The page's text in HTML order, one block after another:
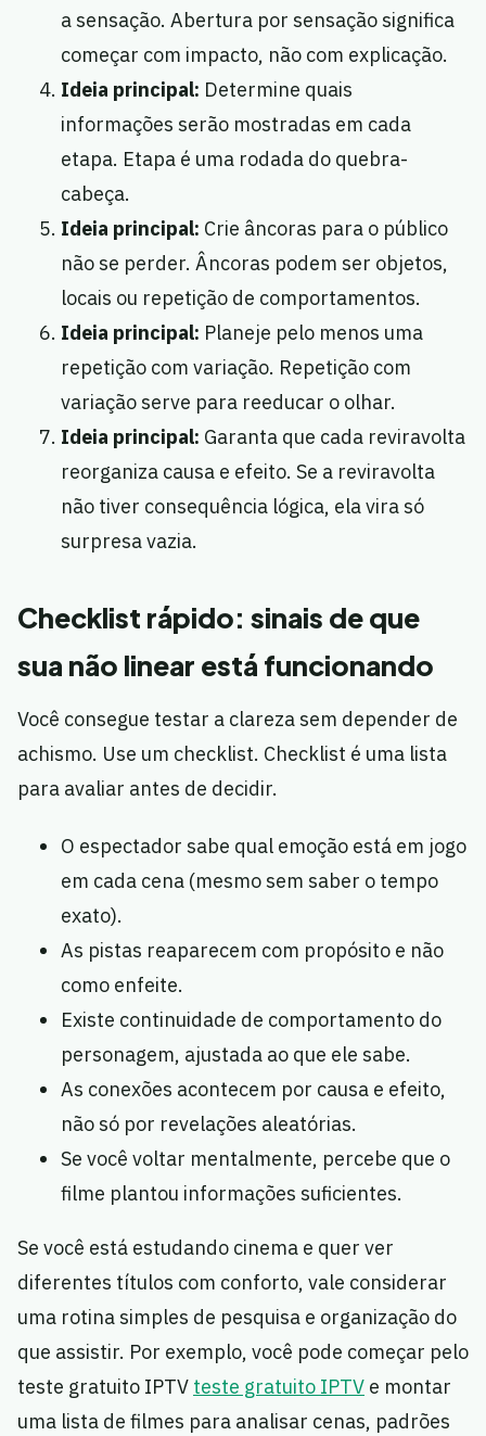
a sensação. Abertura por sensação significa
começar com impacto, não com explicação.
Ideia principal: Determine quais
informações serão mostradas em cada
etapa. Etapa é uma rodada do quebra-
cabeça.
Ideia principal: Crie âncoras para o público
não se perder. Âncoras podem ser objetos,
locais ou repetição de comportamentos.
Ideia principal: Planeje pelo menos uma
repetição com variação. Repetição com
variação serve para reeducar o olhar.
Ideia principal: Garanta que cada reviravolta
reorganiza causa e efeito. Se a reviravolta
não tiver consequência lógica, ela vira só
surpresa vazia.
Checklist rápido: sinais de que
sua não linear está funcionando
Você consegue testar a clareza sem depender de
achismo. Use um checklist. Checklist é uma lista
para avaliar antes de decidir.
O espectador sabe qual emoção está em jogo
em cada cena (mesmo sem saber o tempo
exato).
As pistas reaparecem com propósito e não
como enfeite.
Existe continuidade de comportamento do
personagem, ajustada ao que ele sabe.
As conexões acontecem por causa e efeito,
não só por revelações aleatórias.
Se você voltar mentalmente, percebe que o
filme plantou informações suficientes.
Se você está estudando cinema e quer ver
diferentes títulos com conforto, vale considerar
uma rotina simples de pesquisa e organização do
que assistir. Por exemplo, você pode começar pelo
teste gratuito IPTV teste gratuito IPTV e montar
uma lista de filmes para analisar cenas, padrões